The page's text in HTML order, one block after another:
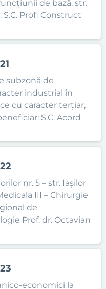
de bază, str.
S.C. Profi Construct
subzonă de
industrial în
cu caracter terțiar,
S.C. Acord
nr. 5 – str. Iașilor
III – Chirurgie
de
Prof. dr. Octavian
economici la